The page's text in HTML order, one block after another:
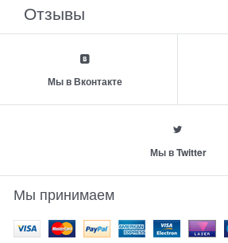
Отзывы
Мы в Вконтакте
Мы в Twitter
Мы принимаем